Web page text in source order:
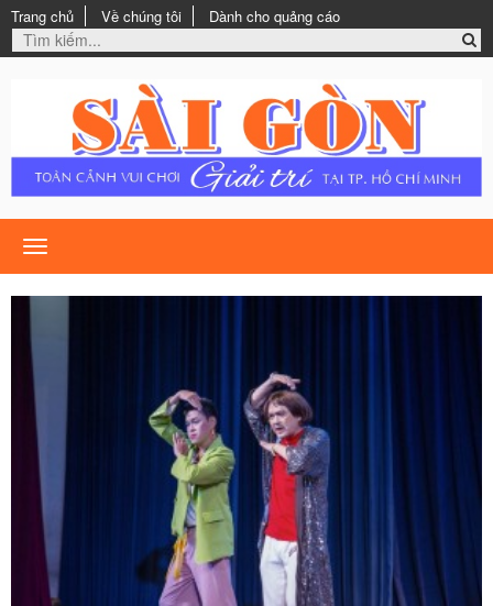
Trang chủ Về chúng tôi Dành cho quảng cáo
Toggle
navigation